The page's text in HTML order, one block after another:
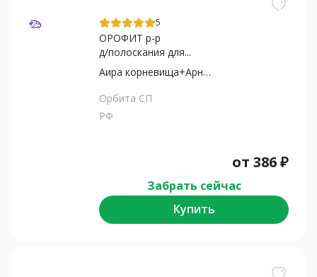
5
ОРОФИТ р-р
д/полоскания для...
Аира корневища+Арники...
Орбита СП
РФ
от 386₽
Забрать сейчас
Купить